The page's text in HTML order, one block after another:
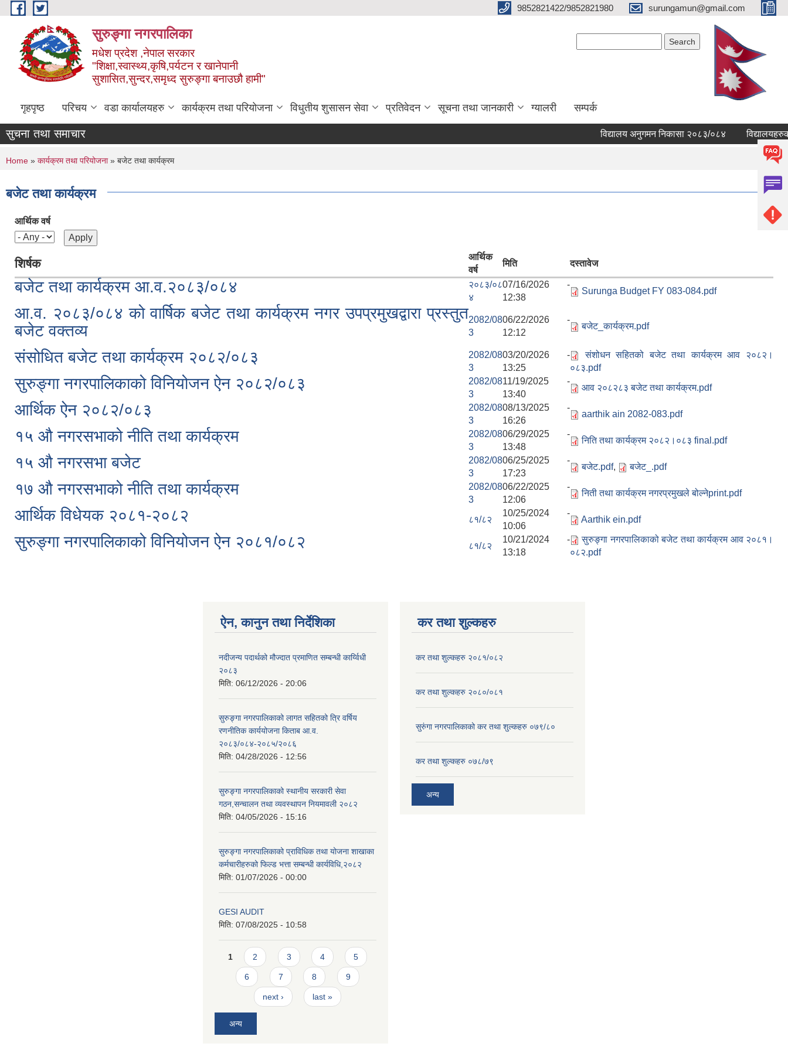
Skip to main content 9852821422/9852821980 surungamun@gmail.com
सुरुङ्‍गा नगरपालिका
मधेश प्रदेश ,नेपाल सरकार
"शिक्षा,स्वास्थ्य,कृषि,पर्यटन र खानेपानी
सुशासित,सुन्दर,समृध्द सुरुङ्गा बनाउछौ हामी"
गृहपृष्ठ परिचय वडा कार्यालयहरु कार्यक्रम तथा परियोजना विधुतीय शुसासन सेवा प्रतिवेदन सूचना तथा जानकारी ग्यालरी सम्पर्क
सुचना तथा समाचार विद्यालय अनुगमन निकासा २०८३/०८४ विद्यालयहरुको
You are here
Home » कार्यक्रम तथा परियोजना» बजेट तथा कार्यक्रम
बजेट तथा कार्यक्रम
आर्थिक वर्ष
शिर्षक
आर्थिक
वर्ष
मिति दस्तावेज
बजेट तथा कार्यक्रम आ.व.२०८३/०८४
२०८३/०८
४
07/16/2026 -
12:38
Surunga Budget FY 083-084.pdf
आ.व. २०८३/०८४ को वार्षिक बजेट तथा कार्यक्रम नगर उपप्रमुखद्वारा प्रस्तुत
बजेट वक्तव्य
2082/08
3
06/22/2026 -
12:12
बजेट_कार्यक्रम.pdf
संसोधित बजेट तथा कार्यक्रम २०८२/०८३
2082/08
3
03/20/2026 -
13:25
संशोधन सहितको बजेट तथा कार्यक्रम आव २०८२।
०८३.pdf
सुरुङ्गा नगरपालिकाको विनियोजन ऐन २०८२/०८३
2082/08
3
11/19/2025 -
13:40
आव २०८२८३ बजेट तथा कार्यक्रम.pdf
आर्थिक ऐन २०८२/०८३
2082/08
3
08/13/2025 -
16:26
aarthik ain 2082-083.pdf
१५ औ नगरसभाको नीति तथा कार्यक्रम
2082/08
3
06/29/2025 -
13:48
निति तथा कार्यक्रम २०८२।०८३ final.pdf
१५ औ नगरसभा बजेट
2082/08
3
06/25/2025 -
17:23
बजेट.pdf, बजेट_.pdf
१७ औ नगरसभाको नीति तथा कार्यक्रम
2082/08
3
06/22/2025 -
12:06
निती तथा कार्यक्रम नगरप्रमुखले बोल्नेprint.pdf
आर्थिक विधेयक २०८१-२०८२ ८१/८२
10/25/2024 -
10:06
Aarthik ein.pdf
सुरुङ्गा नगरपालिकाको विनियोजन ऐन २०८१/०८२ ८१/८२
10/21/2024 -
13:18
सुरुङ्गा नगरपालिकाको बजेट तथा कार्यक्रम आव २०८१।
०८२.pdf
ऐन, कानुन तथा निर्देशिका
नदीजन्य पदार्थको मौज्दात प्रमाणित सम्बन्धी कार्य्विधी
२०८३
मिति: 06/12/2026 - 20:06
सुरुङ्गा नगरपालिकाको लागत सहितको त्रि वर्षिय
रणनीतिक कार्ययोजना किताब आ.व.
२०८३/०८४-२०८५/२०८६
मिति: 04/28/2026 - 12:56
सुरुङ्गा नगरपालिकाको स्थानीय सरकारी सेवा
गठन,सन्चालन तथा व्यवस्थापन नियमावली २०८२
मिति: 04/05/2026 - 15:16
सुरुङ्गा नगरपालिकाको प्राविधिक तथा योजना शाखाका
कर्मचारीहरुको फिल्ड भत्ता सम्बन्धी कार्यविधि,२०८२
मिति: 01/07/2026 - 00:00
GESI AUDIT
मिति: 07/08/2025 - 10:58
Pages
1 2 3 4 5
6 7 8 9
next › last »
अन्य
कर तथा शुल्कहरु
कर तथा शुल्कहरु २०८१/०८२
कर तथा शुल्कहरु २०८०/०८१
सुरुंगा नगरपालिकाको कर तथा शुल्कहरु ०७९/८०
कर तथा शुल्कहरु ०७८/७९
अन्य